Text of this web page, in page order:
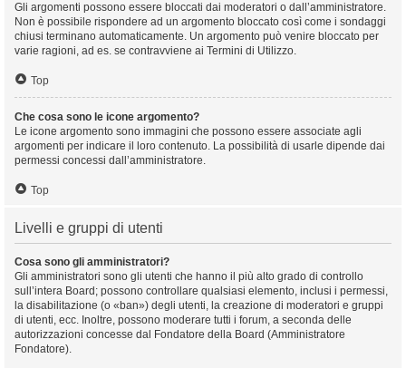
Gli argomenti possono essere bloccati dai moderatori o dall’amministratore.
Non è possibile rispondere ad un argomento bloccato così come i sondaggi
chiusi terminano automaticamente. Un argomento può venire bloccato per
varie ragioni, ad es. se contravviene ai Termini di Utilizzo.
Top
Che cosa sono le icone argomento?
Le icone argomento sono immagini che possono essere associate agli
argomenti per indicare il loro contenuto. La possibilità di usarle dipende dai
permessi concessi dall’amministratore.
Top
Livelli e gruppi di utenti
Cosa sono gli amministratori?
Gli amministratori sono gli utenti che hanno il più alto grado di controllo
sull’intera Board; possono controllare qualsiasi elemento, inclusi i permessi,
la disabilitazione (o «ban») degli utenti, la creazione di moderatori e gruppi
di utenti, ecc. Inoltre, possono moderare tutti i forum, a seconda delle
autorizzazioni concesse dal Fondatore della Board (Amministratore
Fondatore).